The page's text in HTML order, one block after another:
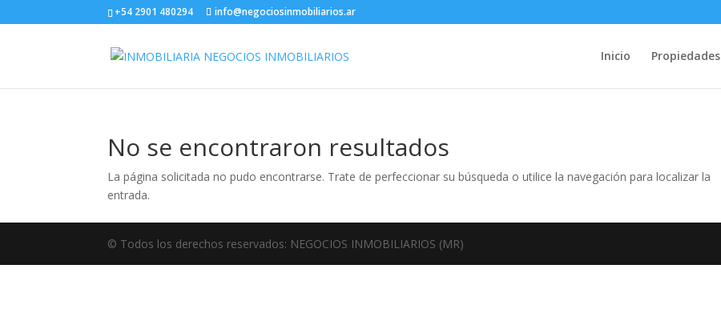
+54 2901 480294 info@negociosinmobiliarios.ar
Inicio Propiedades
No se encontraron resultados
La página solicitada no pudo encontrarse. Trate de perfeccionar su búsqueda o utilice la navegación para localizar la
entrada.
© Todos los derechos reservados: NEGOCIOS INMOBILIARIOS (MR)